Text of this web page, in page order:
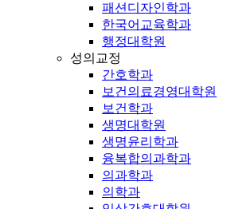
패션디자인학과
한국어교육학과
행정대학원
성의교정
간호학과
보건의료경영대학원
보건학과
생명대학원
생명윤리학과
융복합의과학과
의과학과
의학과